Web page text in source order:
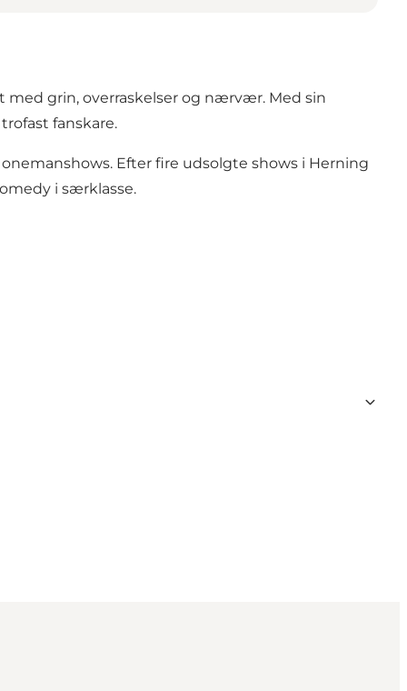
grin, overraskelser og nærvær. Med sin
fanskare.
Efter fire udsolgte shows i Herning
i særklasse.